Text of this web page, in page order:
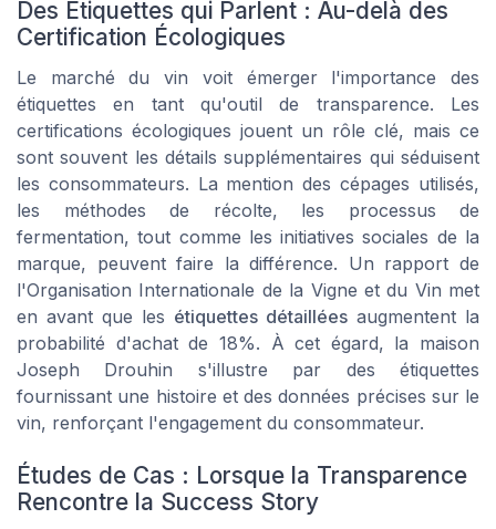
Des Étiquettes qui Parlent : Au-delà des
Certification Écologiques
Le marché du vin voit émerger l'importance des
étiquettes en tant qu'outil de transparence. Les
certifications écologiques jouent un rôle clé, mais ce
sont souvent les détails supplémentaires qui séduisent
les consommateurs. La mention des cépages utilisés,
les méthodes de récolte, les processus de
fermentation, tout comme les initiatives sociales de la
marque, peuvent faire la différence. Un rapport de
l'Organisation Internationale de la Vigne et du Vin met
en avant que les étiquettes détaillées augmentent la
probabilité d'achat de 18%. À cet égard, la maison
Joseph Drouhin s'illustre par des étiquettes
fournissant une histoire et des données précises sur le
vin, renforçant l'engagement du consommateur.
Études de Cas : Lorsque la Transparence
Rencontre la Success Story